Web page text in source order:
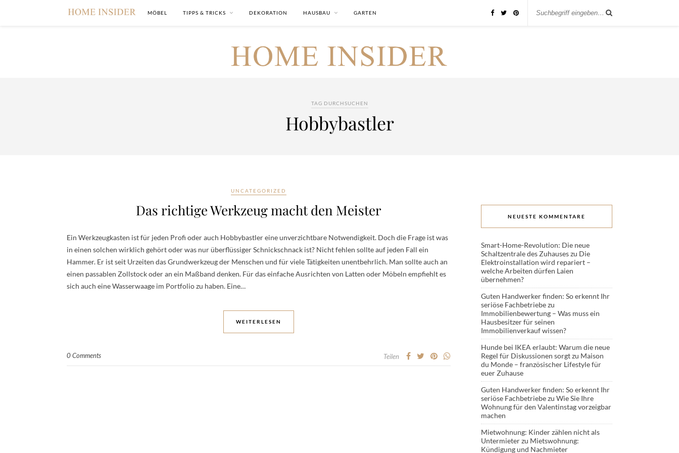
MÖBEL TIPPS & TRICKS DEKORATION HAUSBAU GARTEN
TAG DURCHSUCHEN
Hobbybastler
UNCATEGORIZED
Das richtige Werkzeug macht den Meister
Ein Werkzeugkasten ist für jeden Profi oder auch Hobbybastler eine unverzichtbare Notwendigkeit. Doch die Frage ist was
in einen solchen wirklich gehört oder was nur überflüssiger Schnickschnack ist? Nicht fehlen sollte auf jeden Fall ein
Hammer. Er ist seit Urzeiten das Grundwerkzeug der Menschen und für viele Tätigkeiten unentbehrlich. Man sollte auch an
einen passablen Zollstock oder an ein Maßband denken. Für das einfache Ausrichten von Latten oder Möbeln empfiehlt es
sich auch eine Wasserwaage im Portfolio zu haben. Eine…
WEITERLESEN
0 Comments Teilen
NEUESTE KOMMENTARE
Smart-Home-Revolution: Die neue
Schaltzentrale des Zuhauseszu Die
Elektroinstallation wird repariert –
welche Arbeiten dürfen Laien
übernehmen?
Guten Handwerker finden: So erkennt Ihr
seriöse Fachbetriebezu
Immobilienbewertung – Was muss ein
Hausbesitzer für seinen
Immobilienverkauf wissen?
Hunde bei IKEA erlaubt: Warum die neue
Regel für Diskussionen sorgtzu Maison
du Monde – französischer Lifestyle für
euer Zuhause
Guten Handwerker finden: So erkennt Ihr
seriöse Fachbetriebezu Wie Sie Ihre
Wohnung für den Valentinstag vorzeigbar
machen
Mietwohnung: Kinder zählen nicht als
Untermieterzu Mietswohnung:
Kündigung und Nachmieter